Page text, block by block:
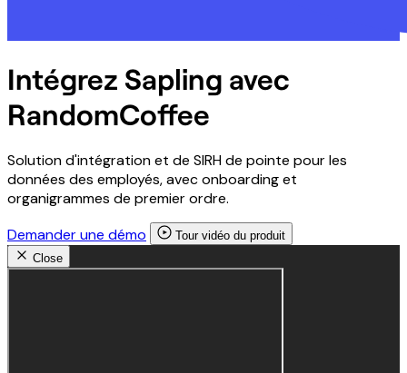
Intégrez Sapling avec
RandomCoffee
Solution d'intégration et de SIRH de pointe pour les
données des employés, avec onboarding et
organigrammes de premier ordre.
Demander une démo
Tour vidéo du produit
Close